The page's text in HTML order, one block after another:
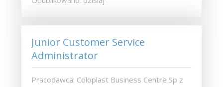
Junior Customer Service
Administrator
Pracodawca: Coloplast Business Centre Sp z